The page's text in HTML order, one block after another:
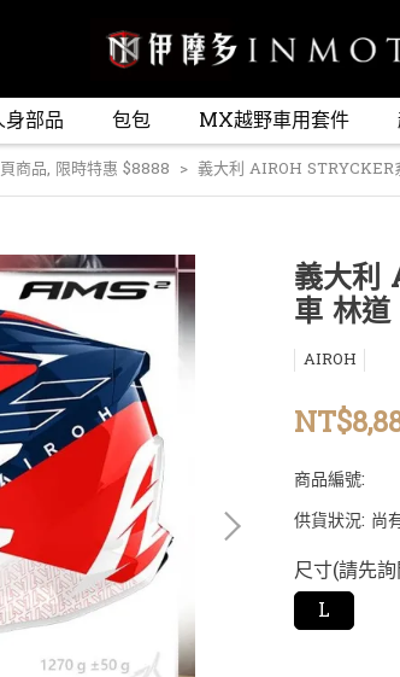
部品 包包 MX越野車用套件
商品, 限時特惠 $8888 義大利 AIROH
義大利
車 林
AIROH
商品編號:
供貨狀況: 尚
尺寸(請先
L